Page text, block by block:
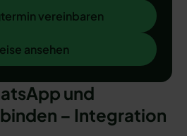
vereinbaren
ansehen
und
– Integration